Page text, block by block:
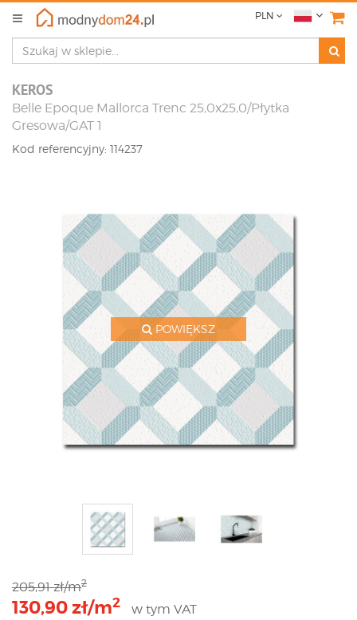
PLN
KEROS
Belle Epoque Mallorca Trenc 25,0x25,0/Płytka
Gresowa/GAT 1
Kod referencyjny: 114237
POWIĘKSZ
205,91 zł/m2
130,90 zł/m2
w tym VAT